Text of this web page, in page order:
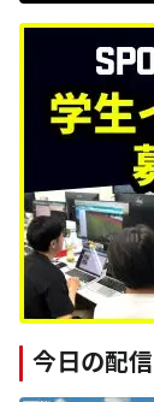
今日の配信